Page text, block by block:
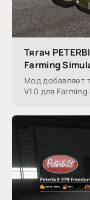
Тягач
Farming
Мод добавляет
V1.0 для